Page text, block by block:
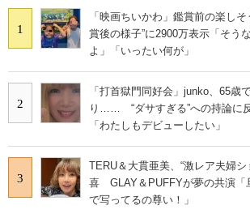
1
「映画ちいかわ」鑑賞前の楽し
賞後の様子”に2900万表示「そう
よ」「いったい何が」
2
「打首獄門同好会」junko、65歳
り…… “ダサすぎる”への持論に反
「わたしもデビューしたい」
3
TERU＆大貫亜美、“激レア夫婦シ
喜 GLAY＆PUFFYが夢の共演「
で写ってるの尊い！」